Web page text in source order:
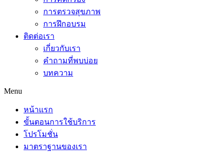
การตรวจสุขภาพ
การฝึกอบรม
ติดต่อเรา
เกี่ยวกับเรา
คำถามที่พบบ่อย
บทความ
Menu
หน้าแรก
ขั้นตอนการใช้บริการ
โปรโมชั่น
มาตราฐานของเรา